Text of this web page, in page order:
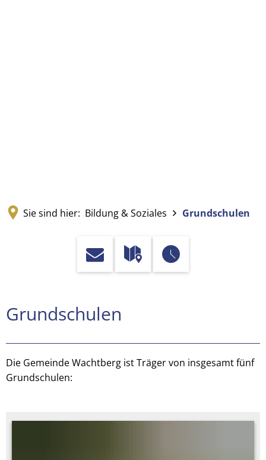
Sie sind hier: Bildung & Soziales Grundschulen
Grundschulen
Grundschulen
Die Gemeinde Wachtberg ist Träger von insgesamt fünf
Grundschulen: